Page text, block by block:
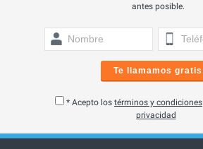
antes posible.
Te llamamos gratis
* Acepto los términos y condiciones
privacidad